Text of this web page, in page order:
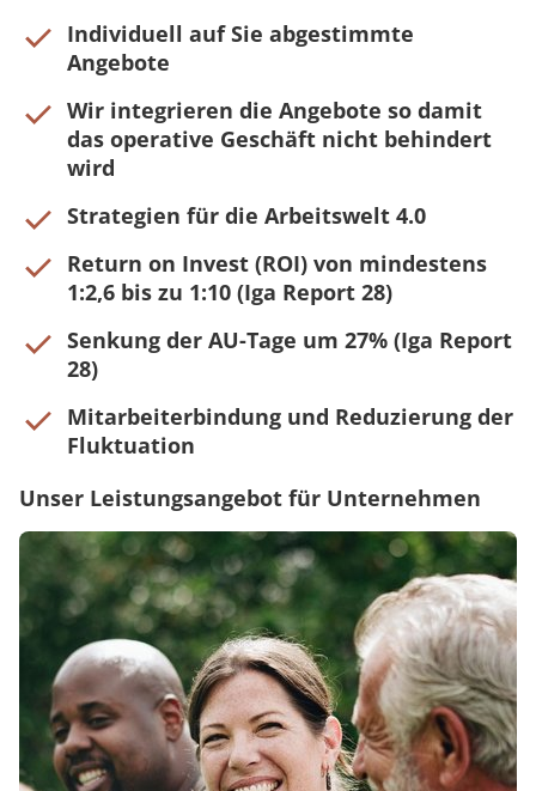
Individuell auf Sie abgestimmte
Angebote
Wir integrieren die Angebote so damit
das operative Geschäft nicht behindert
wird
Strategien für die Arbeitswelt 4.0
Return on Invest (ROI) von mindestens
1:2,6 bis zu 1:10 (Iga Report 28)
Senkung der AU-Tage um 27% (Iga Report
28)
Mitarbeiterbindung und Reduzierung der
Fluktuation
Unser Leistungsangebot für Unternehmen